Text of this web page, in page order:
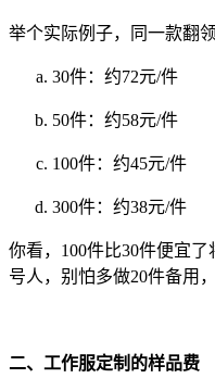
举个实际例子，同一款翻
30件：约72元/件
50件：约58元/件
100件：约45元/件
300件：约38元/件
你看，100件比30件便宜
号人，别怕多做20件备用
二、工作服定制的样品费